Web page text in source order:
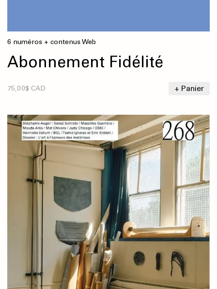
6 numéros + contenus Web
Abonnement Fidélité
75,00$ CAD + Panier